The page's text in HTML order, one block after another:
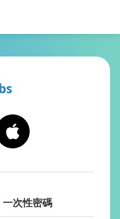
一次性密碼